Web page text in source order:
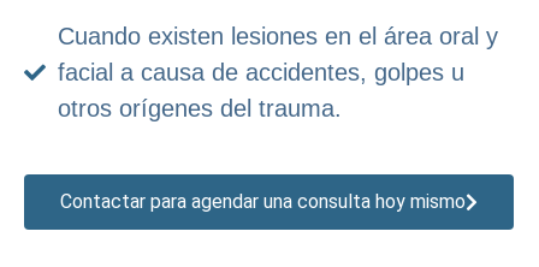
Cuando existen lesiones en el área oral y
facial a causa de accidentes, golpes u
otros orígenes del trauma.
Contactar para agendar una consulta hoy mismo